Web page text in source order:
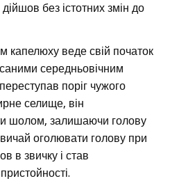
без істотних змін до
капелюху веде свій початок
середньовічним
поріг чужого
селище, він
шолом, залишаючи голову
оголювати голову при
в звичку і став